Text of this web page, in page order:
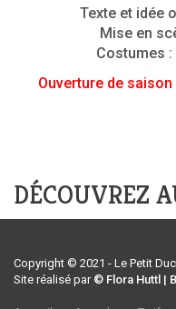
Texte et idée
Mise en
Costumes
Ouverture de
DÉCOUVREZ
Copyright © 2021 - Le Petit
Site réalisé par © Flora Huttl |